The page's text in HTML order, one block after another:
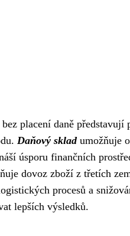
placení daně
Daňový skladumožňuje
úsporu finančních
dovoz zboží z třetích
procesů a
lepších výsledků.